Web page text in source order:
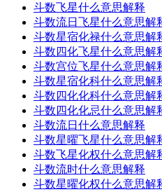
斗数飞星什么意思解释
斗数流日飞星什么意思解
斗数星宿化禄什么意思解
斗数四化飞星什么意思解
斗数宫位飞星什么意思解
斗数星宿化科什么意思解
斗数四化化科什么意思解
斗数四化化忌什么意思解
斗数流日什么意思解释
斗数星曜飞星什么意思解
斗数飞星化权什么意思解
斗数流时什么意思解释
斗数星曜化权什么意思解